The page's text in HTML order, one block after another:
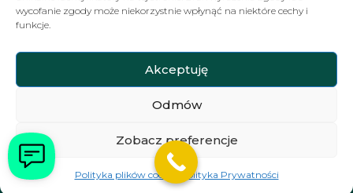
wycofanie zgody może niekorzystnie wpłynąć na niektóre cechy i
funkcje.
Akceptuję
Odmów
Zobacz preferencje
Polityka plików cookiesPolityka Prywatności
NEWSLETTER
Copyright © Ambre Residence, wszelkie prawa
zastrzeżone.